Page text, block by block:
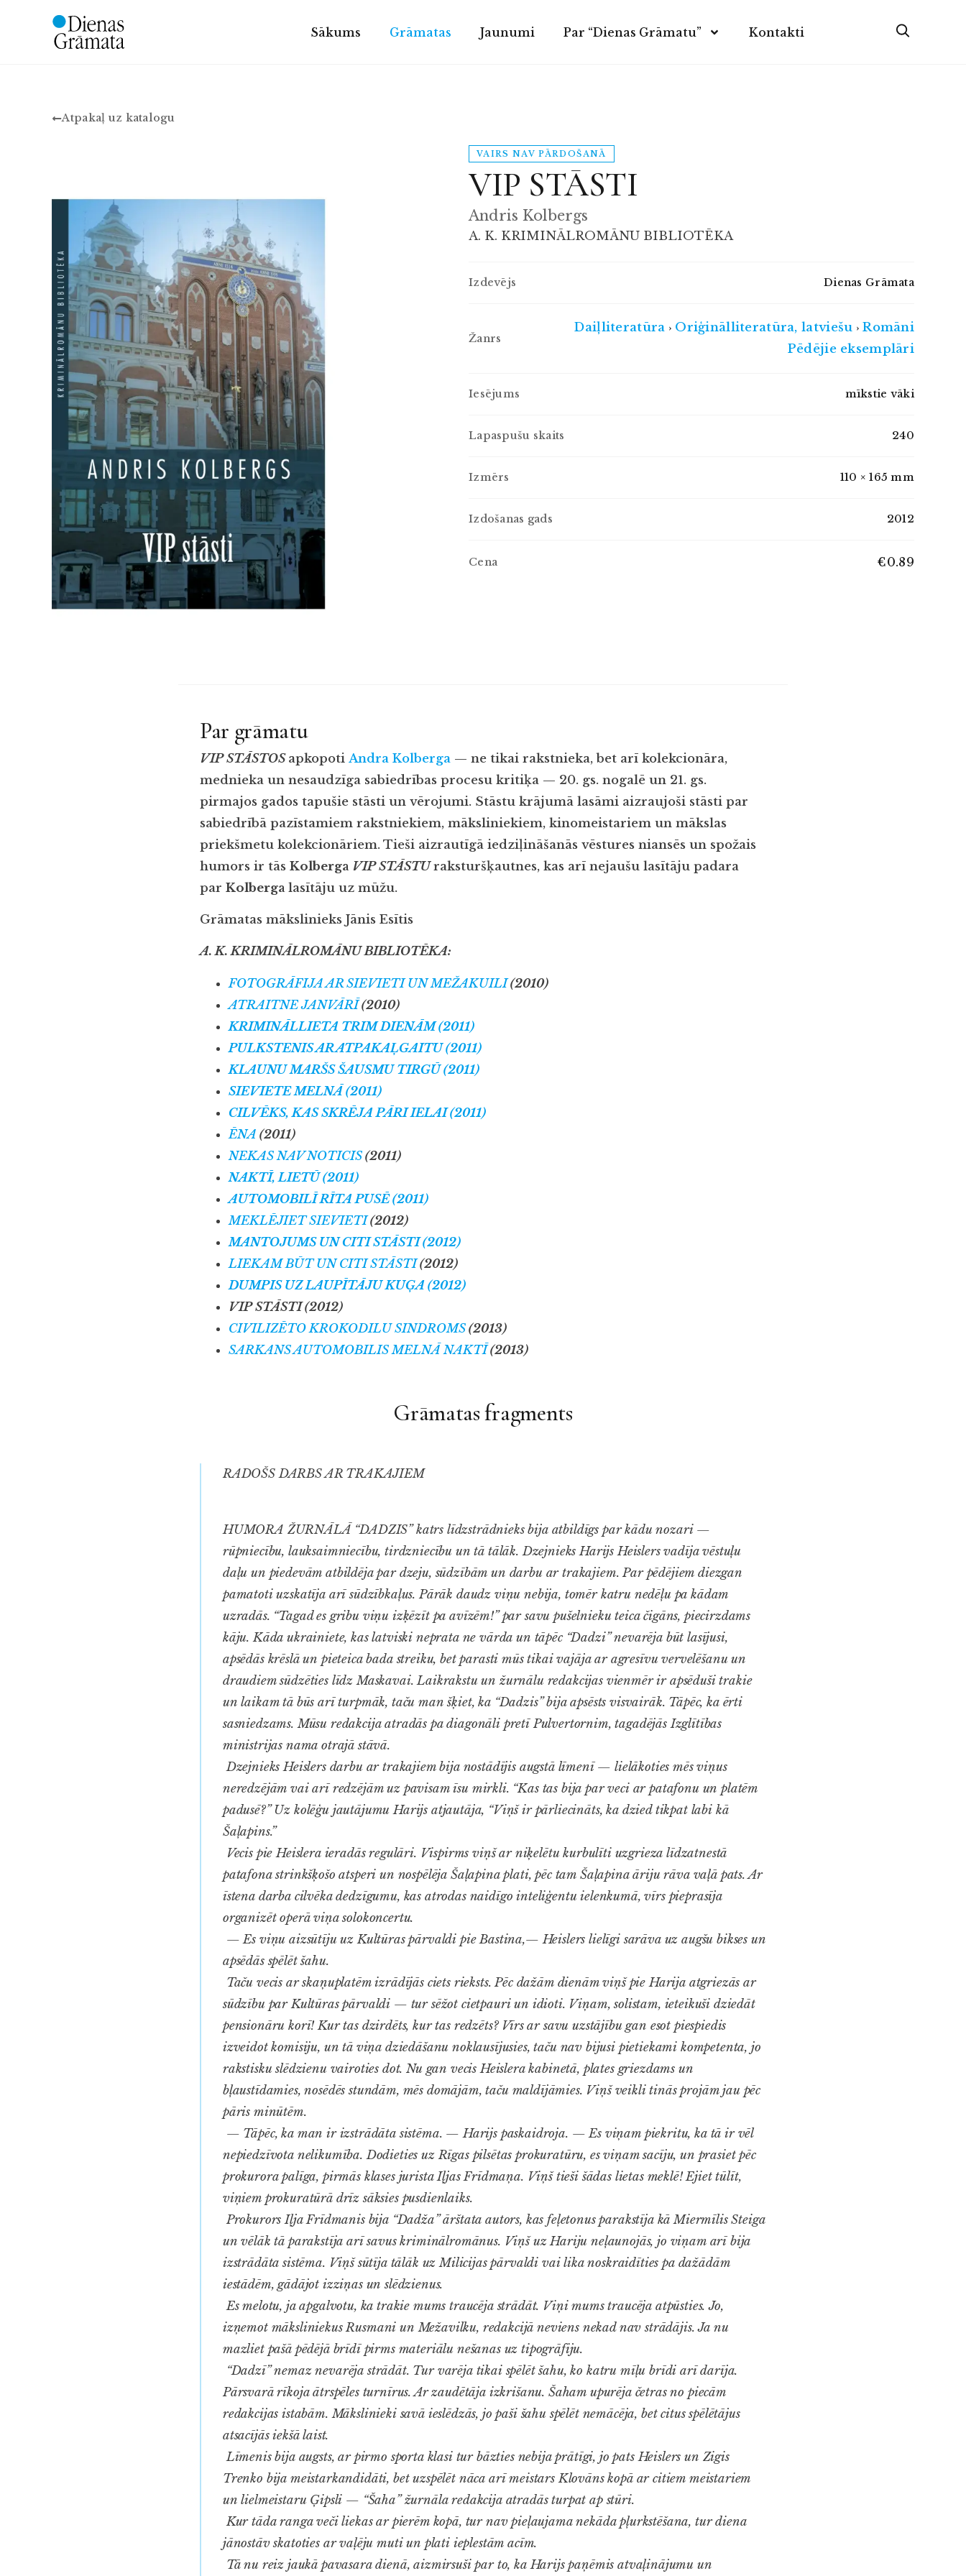
Sākums Grāmatas Jaunumi Par “Dienas Grāmatu” Kontakti
Atpakaļ uz katalogu
VAIRS NAV PĀRDOŠANĀ
VIP STĀSTI
Andris Kolbergs
A. K. KRIMINĀLROMĀNU BIBLIOTĒKA
Izdevējs Dienas Grāmata
Žanrs
Daiļliteratūra › Oriģinālliteratūra, latviešu ›Romāni
Pēdējie eksemplāri
Iesējums mīkstie vāki
Lapaspušu skaits 240
Izmērs 110 × 165 mm
Izdošanas gads 2012
Cena €0.89
Par grāmatu
VIP STĀSTOSapkopoti Andra Kolberga — ne tikai rakstnieka, bet arī kolekcionāra,
mednieka un nesaudzīga sabiedrības procesu kritiķa — 20. gs. nogalē un 21. gs.
pirmajos gados tapušie stāsti un vērojumi. Stāstu krājumā lasāmi aizraujoši stāsti par
sabiedrībā pazīstamiem rakstniekiem, māksliniekiem, kinomeistariem un mākslas
priekšmetu kolekcionāriem. Tieši aizrautīgā iedziļināšanās vēstures niansēs un spožais
humors ir tās Kolberga VIP STĀSTUraksturšķautnes, kas arī nejaušu lasītāju padara
par Kolbergalasītāju uz mūžu.
Grāmatas mākslinieks Jānis Esītis
A. K. KRIMINĀLROMĀNU BIBLIOTĒKA:
FOTOGRĀFIJA AR SIEVIETI UN MEŽAKUILI(2010)
ATRAITNE JANVĀRĪ(2010)
KRIMINĀLLIETA TRIM DIENĀM (2011)
PULKSTENIS AR ATPAKAĻGAITU (2011)
KLAUNU MARŠS ŠAUSMU TIRGŪ (2011)
SIEVIETE MELNĀ (2011)
CILVĒKS, KAS SKRĒJA PĀRI IELAI (2011)
ĒNA (2011)
NEKAS NAV NOTICIS(2011)
NAKTĪ, LIETŪ (2011)
AUTOMOBILĪ RĪTA PUSĒ (2011)
MEKLĒJIET SIEVIETI(2012)
MANTOJUMS UN CITI STĀSTI (2012)
LIEKAM BŪT UN CITI STĀSTI(2012)
DUMPIS UZ LAUPĪTĀJU KUĢA (2012)
VIP STĀSTI (2012)
CIVILIZĒTO KROKODILU SINDROMS(2013)
SARKANS AUTOMOBILIS MELNĀ NAKTĪ(2013)
Grāmatas fragments
RADOŠS DARBS AR TRAKAJIEM
HUMORA ŽURNĀLĀ “DADZIS” katrs līdzstrādnieks bija atbildīgs par kādu nozari —
rūpniecību, lauksaimniecību, tirdzniecību un tā tālāk. Dzejnieks Harijs Heislers vadīja vēstuļu
daļu un piedevām atbildēja par dzeju, sūdzībām un darbu ar trakajiem. Par pēdējiem diezgan
pamatoti uzskatīja arī sūdzībkaļus. Pārāk daudz viņu nebija, tomēr katru nedēļu pa kādam
uzradās. “Tagad es gribu viņu izķēzīt pa avīzēm!” par savu pušelnieku teica čigāns, piecirzdams
kāju. Kāda ukrainiete, kas latviski neprata ne vārda un tāpēc “Dadzi” nevarēja būt lasījusi,
apsēdās krēslā un pieteica bada streiku, bet parasti mūs tikai vajāja ar agresīvu vervelēšanu un
draudiem sūdzēties līdz Maskavai. Laikrakstu un žurnālu redakcijas vienmēr ir apsēduši trakie
un laikam tā būs arī turpmāk, taču man šķiet, ka “Dadzis” bija apsēsts visvairāk. Tāpēc, ka ērti
sasniedzams. Mūsu redakcija atradās pa diagonāli pretī Pulvertornim, tagadējās Izglītības
ministrijas nama otrajā stāvā.
Dzejnieks Heislers darbu ar trakajiem bija nostādījis augstā līmenī — lielākoties mēs viņus
neredzējām vai arī redzējām uz pavisam īsu mirkli. “Kas tas bija par veci ar patafonu un platēm
padusē?” Uz kolēģu jautājumu Harijs atjautāja, “Viņš ir pārliecināts, ka dzied tikpat labi kā
Šaļapins.”
Vecis pie Heislera ieradās regulāri. Vispirms viņš ar niķelētu kurbulīti uzgrieza līdzatnestā
patafona strinkšķošo atsperi un nospēlēja Šaļapina plati, pēc tam Šaļapina āriju rāva vaļā pats. Ar
īstena darba cilvēka dedzīgumu, kas atrodas naidīgo inteliģentu ielenkumā, vīrs pieprasīja
organizēt operā viņa solokoncertu.
— Es viņu aizsūtīju uz Kultūras pārvaldi pie Bastina,— Heislers lielīgi sarāva uz augšu bikses un
apsēdās spēlēt šahu.
Taču vecis ar skaņuplatēm izrādījās ciets rieksts. Pēc dažām dienām viņš pie Harija atgriezās ar
sūdzību par Kultūras pārvaldi — tur sēžot cietpauri un idioti. Viņam, solistam, ieteikuši dziedāt
pensionāru korī! Kur tas dzirdēts, kur tas redzēts? Vīrs ar savu uzstājību gan esot piespiedis
izveidot komisiju, un tā viņa dziedāšanu noklausījusies, taču nav bijusi pietiekami kompetenta, jo
rakstisku slēdzienu vairoties dot. Nu gan vecis Heislera kabinetā, plates griezdams un
bļaustīdamies, nosēdēs stundām, mēs domājām, taču maldījāmies. Viņš veikli tinās projām jau pēc
pāris minūtēm.
— Tāpēc, ka man ir izstrādāta sistēma. — Harijs paskaidroja. — Es viņam piekritu, ka tā ir vēl
nepiedzīvota nelikumība. Dodieties uz Rīgas pilsētas prokuratūru, es viņam sacīju, un prasiet pēc
prokurora palīga, pirmās klases jurista Iļjas Frīdmaņa. Viņš tieši šādas lietas meklē! Ejiet tūlīt,
viņiem prokuratūrā drīz sāksies pusdienlaiks.
Prokurors Iļja Frīdmanis bija “Dadža” ārštata autors, kas feļetonus parakstīja kā Miermīlis Steiga
un vēlāk tā parakstīja arī savus kriminālromānus. Viņš uz Hariju neļaunojās, jo viņam arī bija
izstrādāta sistēma. Viņš sūtīja tālāk uz Milicijas pārvaldi vai lika noskraidīties pa dažādām
iestādēm, gādājot izziņas un slēdzienus.
Es melotu, ja apgalvotu, ka trakie mums traucēja strādāt. Viņi mums traucēja atpūsties. Jo,
izņemot māksliniekus Rusmani un Mežavilku, redakcijā neviens nekad nav strādājis. Ja nu
mazliet pašā pēdējā brīdī pirms materiālu nešanas uz tipogrāfiju.
“Dadzī” nemaz nevarēja strādāt. Tur varēja tikai spēlēt šahu, ko katru mīļu brīdi arī darīja.
Pārsvarā rīkoja ātrspēles turnīrus. Ar zaudētāja izkrišanu. Šaham upurēja četras no piecām
redakcijas istabām. Mākslinieki savā ieslēdzās, jo paši šahu spēlēt nemācēja, bet citus spēlētājus
atsacījās iekšā laist.
Līmenis bija augsts, ar pirmo sporta klasi tur bāzties nebija prātīgi, jo pats Heislers un Zigis
Trenko bija meistarkandidāti, bet uzspēlēt nāca arī meistars Klovāns kopā ar citiem meistariem
un lielmeistaru Ģipsli — “Šaha” žurnāla redakcija atradās turpat ap stūri.
Kur tāda ranga veči liekas ar pierēm kopā, tur nav pieļaujama nekāda pļurkstēšana, tur diena
jānostāv skatoties ar vaļēju muti un plati ieplestām acīm.
Tā nu reiz jaukā pavasara dienā, aizmirsuši par to, ka Harijs paņēmis atvaļinājumu un